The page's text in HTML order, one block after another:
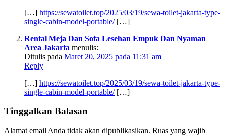
[…] https://sewatoilet.top/2025/03/19/sewa-toilet-jakarta-type-
single-cabin-model-portable/[…]
Rental Meja Dan Sofa Lesehan Empuk Dan Nyaman
Area Jakarta menulis:
Ditulis pada Maret 20, 2025 pada 11:31 am
Reply
[…] https://sewatoilet.top/2025/03/19/sewa-toilet-jakarta-type-
single-cabin-model-portable/[…]
Tinggalkan Balasan
Alamat email Anda tidak akan dipublikasikan. Ruas yang wajib